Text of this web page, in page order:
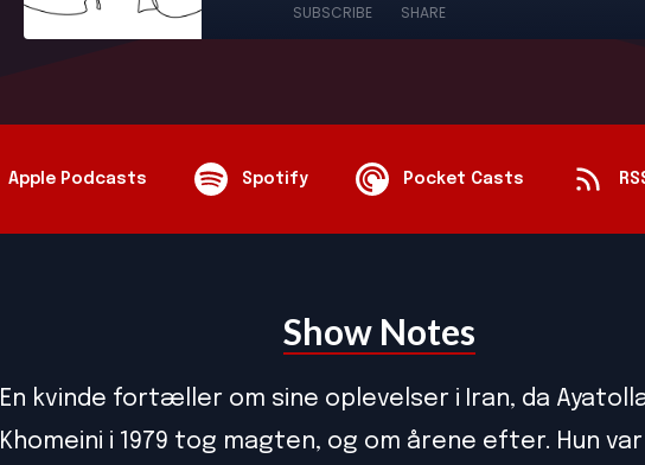
SUBSCRIBE SHARE
Apple Podcasts Spotify Pocket Casts
Show Notes
En kvinde fortæller om sine oplevelser i Iran, da
Khomeini i 1979 tog magten, og om årene efter. Hun